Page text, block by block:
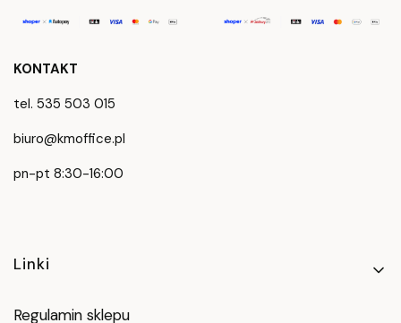
KONTAKT
tel. 535 503 015
biuro@kmoffice.pl
pn-pt 8:30-16:00
Linki w stopce
Linki
Regulamin sklepu